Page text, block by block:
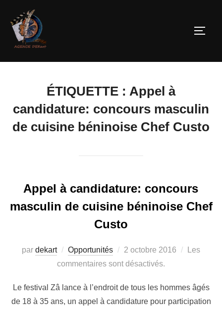
ÉTIQUETTE : Appel à
candidature: concours masculin
de cuisine béninoise Chef Custo
Appel à candidature: concours
masculin de cuisine béninoise Chef
Custo
par dekart Opportunités 2 octobre 2016
Les
commentaires sont désactivés.
Le festival Zâ lance à l’endroit de tous les hommes âgés
de 18 à 35 ans, un appel à candidature pour participation